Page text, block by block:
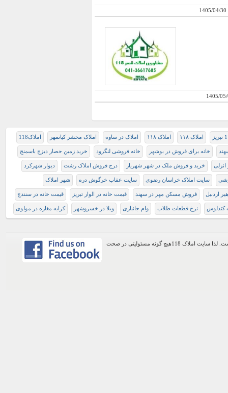
1405/04/30
1405/
املاک ۱۱۸ املاک ۱۱۸ املاک در ساوه املاک محشر کیانمهر املاک118
خانه برای فروش در بوشهر خانه فروشی لنگرود خريد زمين حصار ديزج باسمنج
انزلی خرید و فروش ملک در شهر شهریاز درج فروش املاک رشت ديوار شهركرد
سایت املاک خراسان رضوی سایت عقاب خرگوش دره شهر املاک
اردبیل فروش مسکن مهر در سهند قيمت خانه در الوار تبريز قیمت خانه در سنندج
کندلوس نرخ قطعات طلاب وام جانبازی ويلا در خسروشهر کرایه مغازه در مولوی
اطلاعات موجود در این وب سایت از طریق کاربران عمومی سایت ثبت شده است. لذا سایت املاک 118هیچ گونه مسئولیتی در صحت